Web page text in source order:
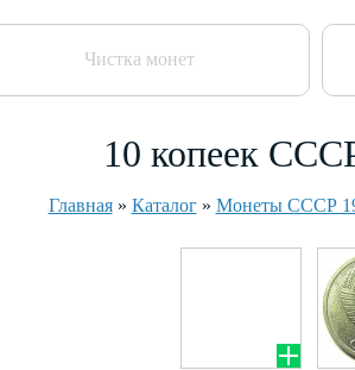
Чистка монет
10 копеек
Главная» Каталог» Монеты СССР